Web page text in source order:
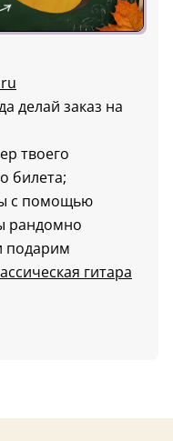
делай заказ на
твоего
билета;
с помощью
рандомно
подарим
гитара